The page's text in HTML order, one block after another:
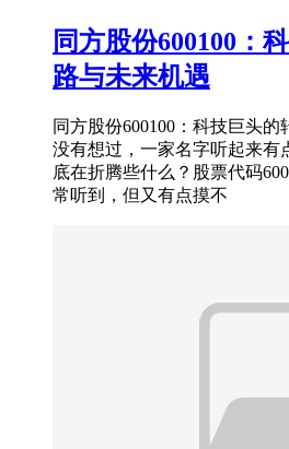
同方股份600100：
路与未来机遇
同方股份600100：科技巨头
没有想过，一家名字听起来有
底在折腾些什么？股票代码
常听到，但又有点摸不